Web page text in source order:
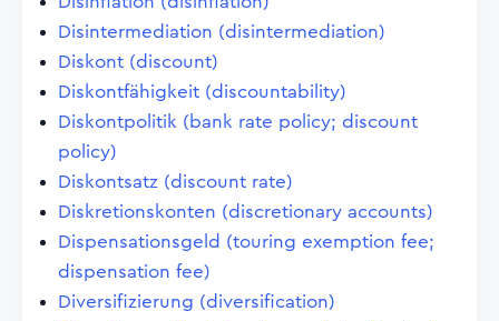
Disintermediation (disintermediation)
Diskont (discount)
Diskontfähigkeit (discountability)
Diskontpolitik (bank rate policy; discount
policy)
Diskontsatz (discount rate)
Diskretionskonten (discretionary accounts)
Dispensationsgeld (touring exemption fee;
dispensation fee)
Diversifizierung (diversification)